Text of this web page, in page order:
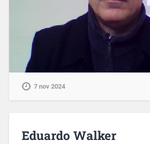
7 nov 2024
Eduardo Walker